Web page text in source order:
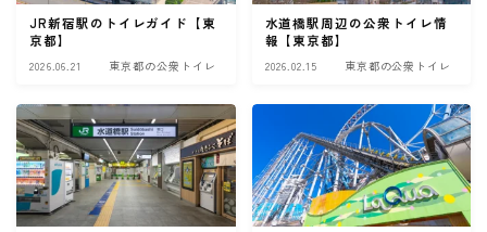
THE TOKYO TOILET
トイレの一般知識
JR新宿駅のトイレガイド【東
京都】
2026.06.21 東京都の公衆トイレ
水道橋駅周辺の公衆トイレ情
報【東京都】
2026.02.15 東京都の公衆トイレ